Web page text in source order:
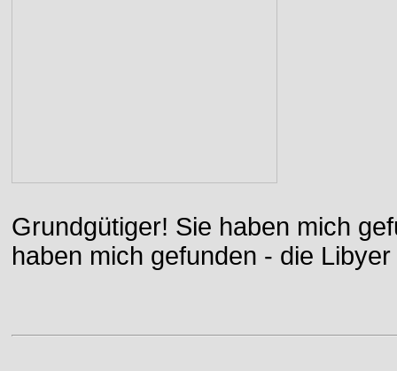
Grundgütiger! Sie haben mich
haben mich gefunden - die